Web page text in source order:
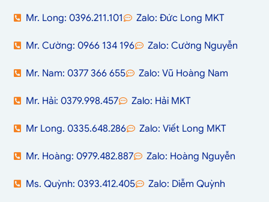
Mr. Long: 0396.211.101 Zalo: Đức Long MKT
Mr. Cường: 0966 134 196 Zalo: Cường Nguyễn
Mr. Nam: 0377 366 655 Zalo: Vũ Hoàng Nam
Mr. Hải: 0379.998.457 Zalo: Hải MKT
Mr Long. 0335.648.286 Zalo: Viết Long MKT
Mr. Hoàng: 0979.482.887 Zalo: Hoàng Nguyễn
Ms. Quỳnh: 0393.412.405 Zalo: Diễm Quỳnh